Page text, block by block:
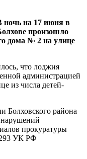
ночь на 17 июня в
произошло
дома № 2 на улице
что лоджия
администрацией
из числа детей-
Болховского района
нарушений
прокуратуры
293 УК РФ